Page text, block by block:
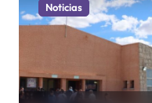
Noticias